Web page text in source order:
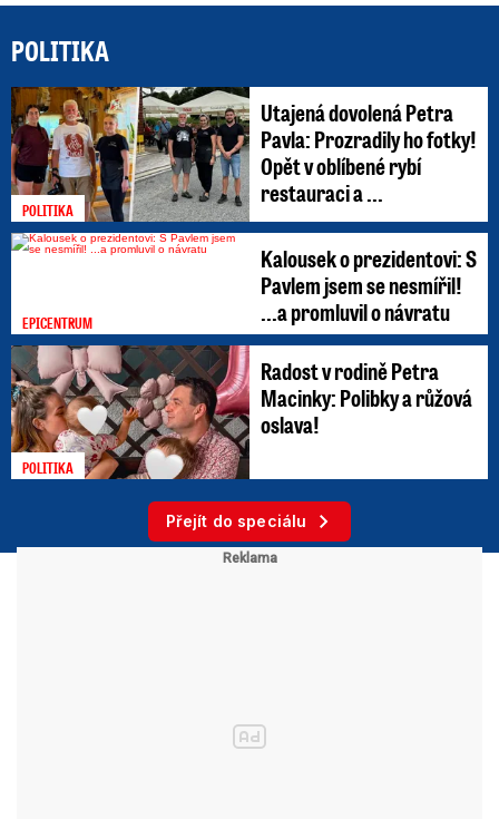
POLITIKA
POLITIKA
Utajená dovolená Petra
Pavla: Prozradily ho fotky!
Opět v oblíbené rybí
restauraci a ...
EPICENTRUM
Kalousek o prezidentovi: S
Pavlem jsem se nesmířil!
...a promluvil o návratu
POLITIKA
Radost v rodině Petra
Macinky: Polibky a růžová
oslava!
Přejít do speciálu